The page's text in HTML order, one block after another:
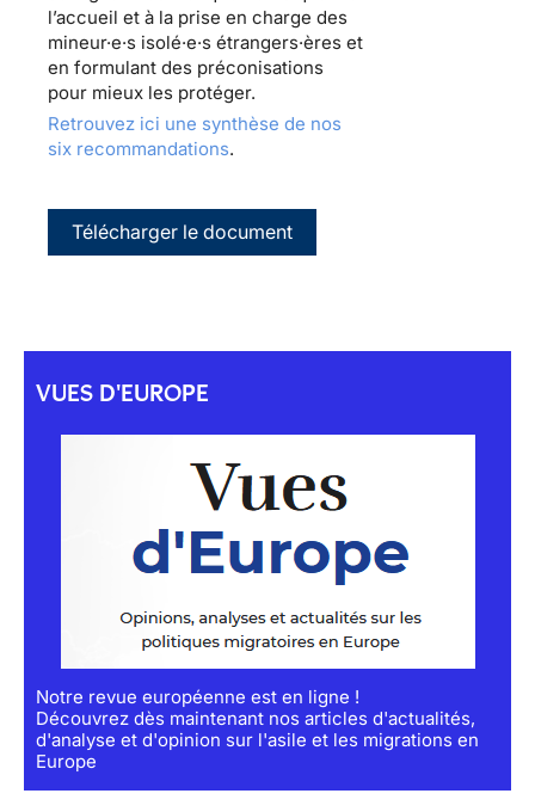
l’accueil et à la prise en charge des
mineur·e·s isolé·e·s étrangers·ères et
en formulant des préconisations
pour mieux les protéger.
Retrouvez ici une synthèse de nos
six recommandations.
Télécharger le document
VUES D'EUROPE
Notre revue européenne est en ligne !
Découvrez dès maintenant nos articles d'actualités,
d'analyse et d'opinion sur l'asile et les migrations en
Europe